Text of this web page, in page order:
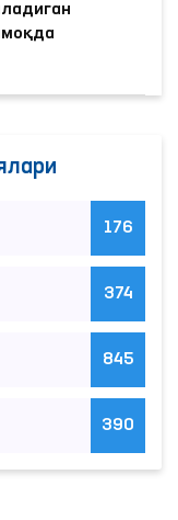
176
374
845
390